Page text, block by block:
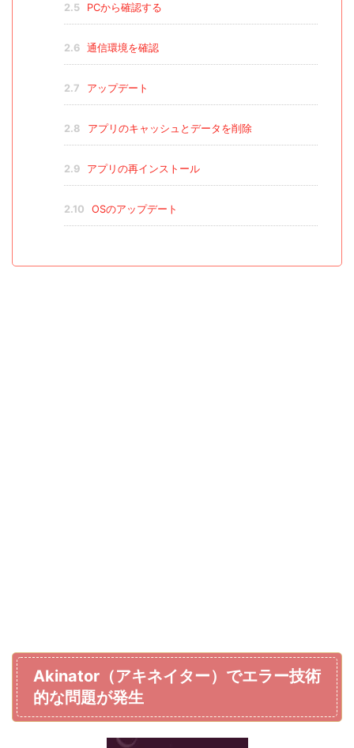
2.5 PCから確認する
2.6 通信環境を確認
2.7 アップデート
2.8 アプリのキャッシュとデータを削除
2.9 アプリの再インストール
2.10 OSのアップデート
Akinator（アキネイター）でエラー技術
的な問題が発生